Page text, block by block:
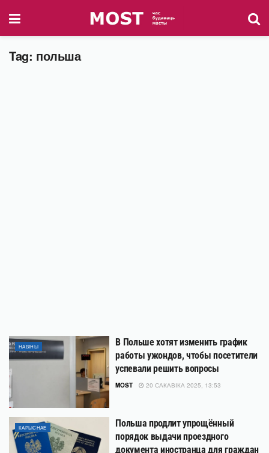
Tag: польша
НАВІНЫ
В Польше хотят изменить график
работы ужондов, чтобы посетители
успевали решить вопросы
MOST 20 САКАВІКА 2025, 13:53
КАРЫСНАЕ
Польша продлит упрощённый
порядок выдачи проездного
документа иностранца для граждан